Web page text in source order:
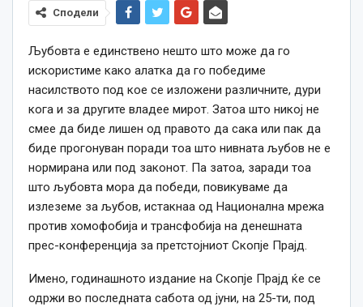
Сподели
Љубовта е единствено нешто што може да го
искористиме како алатка да го победиме
насилството под кое се изложени различните, дури
кога и за другите владее мирот. Затоа што никој не
смее да биде лишен од правото да сака или пак да
биде прогонуван поради тоа што нивната љубов не е
нормирана или под законот. Па затоа, заради тоа
што љубовта мора да победи, повикуваме да
излеземе за љубов, истакнаа од Национална мрежа
против хомофобија и трансфобија на денешната
прес-конференција за претстојниот Скопје Прајд.
Имено, годинашното издание на Скопје Прајд ќе се
одржи во последната сабота од јуни, на 25-ти, под